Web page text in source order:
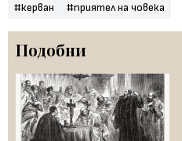
#керван #приятел на човека
Подобни